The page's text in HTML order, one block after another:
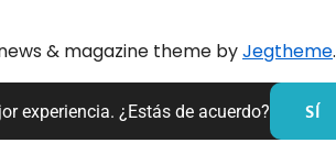
& magazine theme byJegtheme.
experiencia. ¿Estás de acuerdo? SÍ